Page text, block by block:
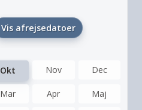
Vis afrejsedatoer
Okt Nov Dec
Mar Apr
Maj